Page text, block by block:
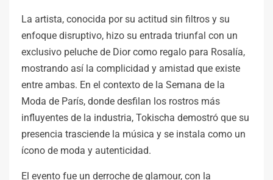
La artista, conocida por su actitud sin filtros y su
enfoque disruptivo, hizo su entrada triunfal con un
exclusivo peluche de Dior como regalo para Rosalía,
mostrando así la complicidad y amistad que existe
entre ambas. En el contexto de la Semana de la
Moda de París, donde desfilan los rostros más
influyentes de la industria, Tokischa demostró que su
presencia trasciende la música y se instala como un
ícono de moda y autenticidad.
El evento fue un derroche de glamour, con la